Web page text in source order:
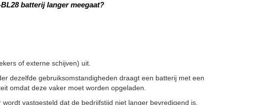
batterij langer meegaat?
of externe schijven) uit.
dezelfde gebruiksomstandigheden draagt een batterij met een
omdat deze vaker moet worden opgeladen.
vastgesteld dat de bedrijfstijd niet langer bevredigend is,